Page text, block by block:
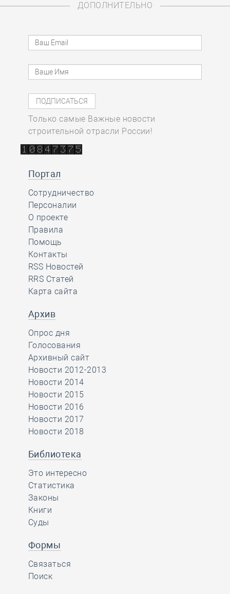
ДОПОЛНИТЕЛЬНО
Только самые Важные новости
строительной отрасли России!
Портал
Сотрудничество
Персоналии
О проекте
Правила
Помощь
Контакты
RSS Новостей
RRS Статей
Карта сайта
Архив
Опрос дня
Голосования
Архивный сайт
Новости 2012-2013
Новости 2014
Новости 2015
Новости 2016
Новости 2017
Новости 2018
Библиотека
Это интересно
Статистика
Законы
Книги
Суды
Формы
Связаться
Поиск